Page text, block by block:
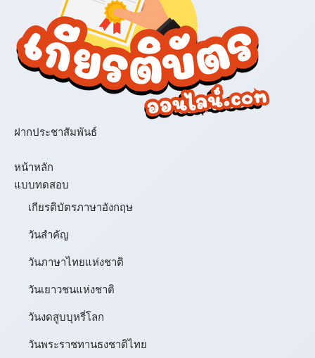
ฝากประชาสัมพันธ์
หน้าหลัก
แบบทดสอบ
เกียรติบัตรภาษาอังกฤษ
วันสำคัญ
วันภาษาไทยแห่งชาติ
วันเยาวชนแห่งชาติ
วันงดสูบบุหรี่โลก
วันพระราชทานธงชาติไทย